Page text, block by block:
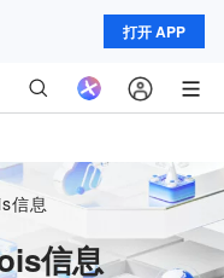
打开 APP
信息
信息